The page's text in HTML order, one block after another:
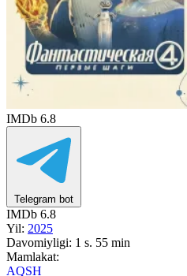
IMDb 6.8
Telegram bot
IMDb 6.8
Yil: 2025
Davomiyligi: 1 s. 55 min
Mamlakat:
AQSH